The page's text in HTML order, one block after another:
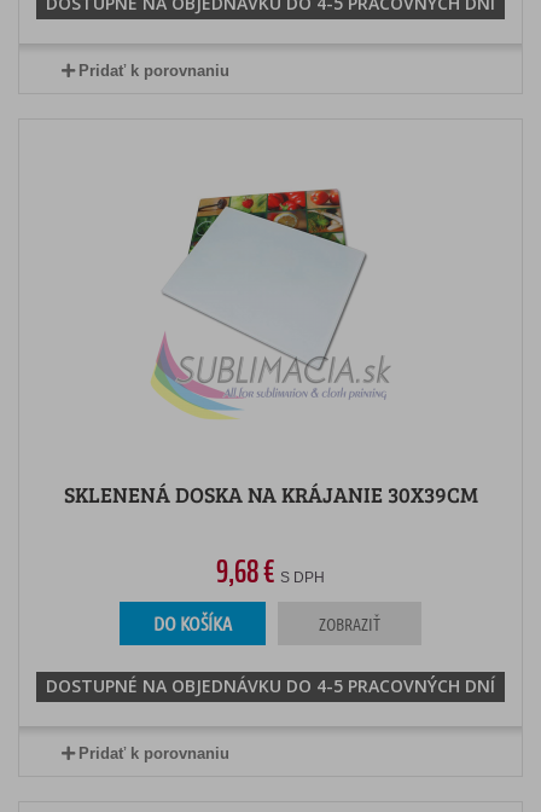
Pridať k porovnaniu
SKLENENÁ DOSKA NA KRÁJANIE 30X39CM
9,68 € S DPH
DO KOŠÍKA ZOBRAZIŤ
DOSTUPNÉ NA OBJEDNÁVKU DO 4-5 PRACOVNÝCH DNÍ
Pridať k porovnaniu